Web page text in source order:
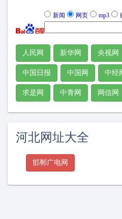
新闻 网页 mp3
人民网 新华网 央视网
中国日报 中国网 中经
求是网 中青网 网信网
河北网址大全
邯郸广电网